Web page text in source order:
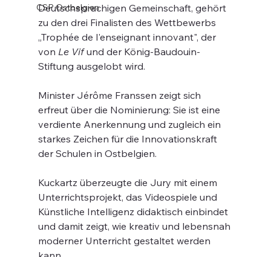
CSP Ostbelgien
Deutschsprachigen Gemeinschaft, gehört
zu den drei Finalisten des Wettbewerbs
„Trophée de l'enseignant innovant", der
von Le Vif und der König-Baudouin-
Stiftung ausgelobt wird.
Minister Jérôme Franssen zeigt sich
erfreut über die Nominierung: Sie ist eine
verdiente Anerkennung und zugleich ein
starkes Zeichen für die Innovationskraft
der Schulen in Ostbelgien.
Kuckartz überzeugte die Jury mit einem
Unterrichtsprojekt, das Videospiele und
Künstliche Intelligenz didaktisch einbindet
und damit zeigt, wie kreativ und lebensnah
moderner Unterricht gestaltet werden